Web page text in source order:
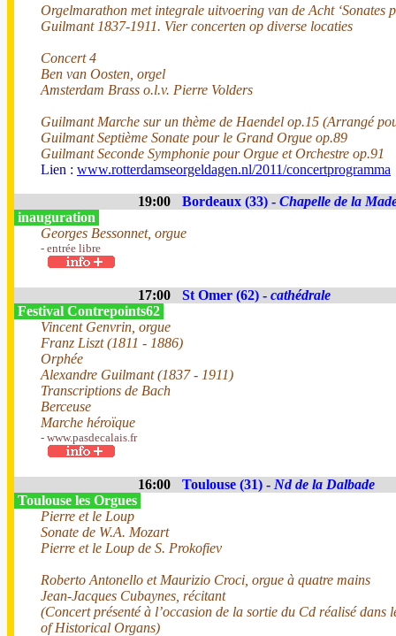
Orgelmarathon met integrale uitvoering van de Acht ‘Sonates
Guilmant 1837-1911. Vier concerten op diverse locaties
Concert 4
Ben van Oosten, orgel
Amsterdam Brass o.l.v. Pierre Volders
Guilmant Marche sur un thème de Haendel op.15 (Arrangé
Guilmant Septième Sonate pour le Grand Orgue op.89
Guilmant Seconde Symphonie pour Orgue et Orchestre op.91
Lien : www.rotterdamseorgeldagen.nl/2011/concertprogramma
19:00 Bordeaux (33) - Chapelle de la
inauguration
Georges Bessonnet, orgue
- entrée libre
17:00 St Omer (62) - cathédrale
Festival Contrepoints62
Vincent Genvrin, orgue
Franz Liszt (1811 - 1886)
Orphée
Alexandre Guilmant (1837 - 1911)
Transcriptions de Bach
Berceuse
Marche héroïque
- www.pasdecalais.fr
16:00 Toulouse (31) - Nd de la Dalbade
Toulouse les Orgues
Pierre et le Loup
Sonate de W.A. Mozart
Pierre et le Loup de S. Prokofiev
Roberto Antonello et Maurizio Croci, orgue à quatre mains
Jean-Jacques Cubaynes, récitant
(Concert présenté à l’occasion de la sortie du Cd réalisé
of Historical Organs)